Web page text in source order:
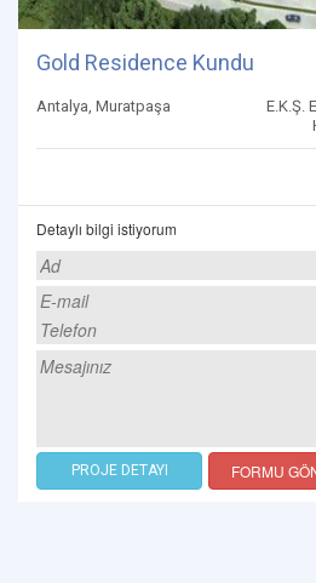
Gold Residence Kundu
Antalya, Muratpaşa
E.K.Ş.
Detaylı bilgi istiyorum
PROJE DETAYI FORMU